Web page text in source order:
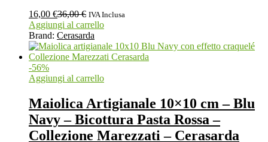
16,00 €36,00€ IVA Inclusa
Aggiungi al carrello
Brand: Cerasarda
-56%
Aggiungi al carrello
Maiolica Artigianale 10×10 cm – Blu
Navy – Bicottura Pasta Rossa –
Collezione Marezzati – Cerasarda